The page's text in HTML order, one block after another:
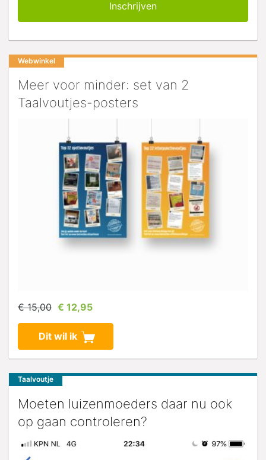
Webwinkel
Meer voor minder: set van 2
Taalvoutjes-posters
€ 15,00 € 12,95
Dit wil ik
Taalvoutje
Moeten luizenmoeders daar nu ook
op gaan controleren?